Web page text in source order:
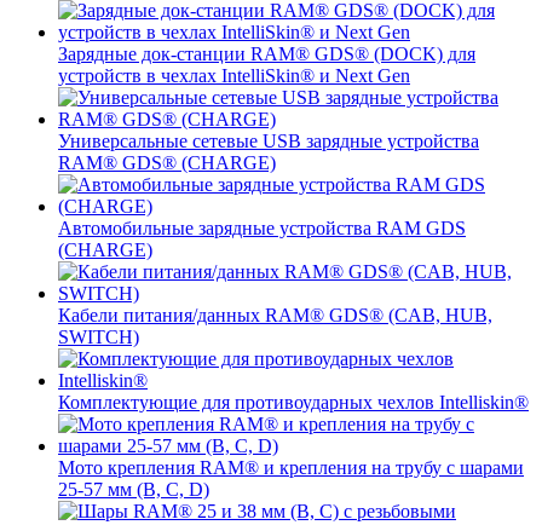
Зарядные док-станции RAM® GDS® (DOCK) для
устройств в чехлах IntelliSkin® и Next Gen
Универсальные сетевые USB зарядные устройства
RAM® GDS® (CHARGE)
Автомобильные зарядные устройства RAM GDS
(CHARGE)
Кабели питания/данных RAM® GDS® (CAB, HUB,
SWITCH)
Комплектующие для противоударных чехлов Intelliskin®
Мото крепления RAM® и крепления на трубу с шарами
25-57 мм (B, C, D)